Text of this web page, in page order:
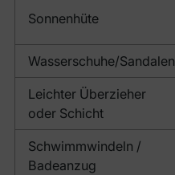
Sonnenhüte
Wasserschuhe/Sandalen
Leichter Überzieher
oder Schicht
Schwimmwindeln /
Badeanzug